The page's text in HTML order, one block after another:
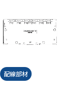
配線部材